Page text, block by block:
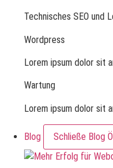
Technisches SEO und
Wordpress
Lorem ipsum dolor sit
Wartung
Lorem ipsum dolor sit
Blog Schließe Blog